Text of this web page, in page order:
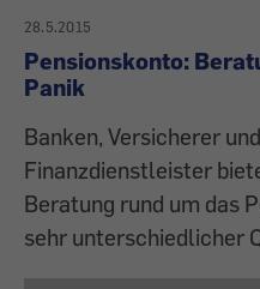
28.5.2015
Pensionskonto:
Panik
Banken, Versicherer
Finanzdienstleister
Beratung rund um das
sehr unterschiedlicher